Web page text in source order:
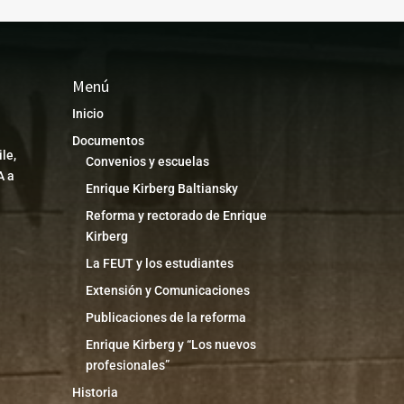
a
Menú
Inicio
Documentos
Convenios y escuelas
Enrique Kirberg Baltiansky
Reforma y rectorado de Enrique
Kirberg
La FEUT y los estudiantes
Extensión y Comunicaciones
Publicaciones de la reforma
Enrique Kirberg y “Los nuevos
profesionales”
Historia